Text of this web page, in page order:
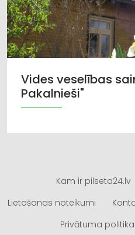
Vides veselības
Pakalnieši"
Kam ir pilseta24.lv
Lietošanas noteikumi
Privātuma politika